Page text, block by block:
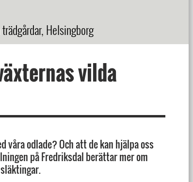
Helsingborg
vilda
odlade? Och att de kan hjälpa oss
på Fredriksdal berättar mer om